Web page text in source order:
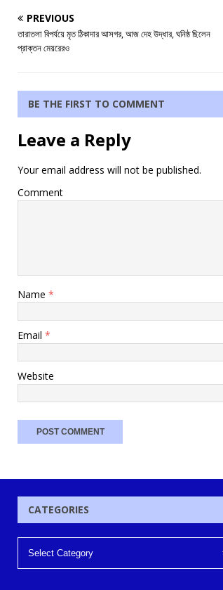
PREVIOUS
তারাতলা বিপর্যয়ে মৃত ঠিকাদার আসগর, আজ দেহ উদ্ধার, ঘনিষ্ঠ ছিলেন
প্রাক্তন মেয়রেরও
BE THE FIRST TO COMMENT
Leave a Reply
Your email address will not be published.
Comment
Name *
Email *
Website
CATEGORIES